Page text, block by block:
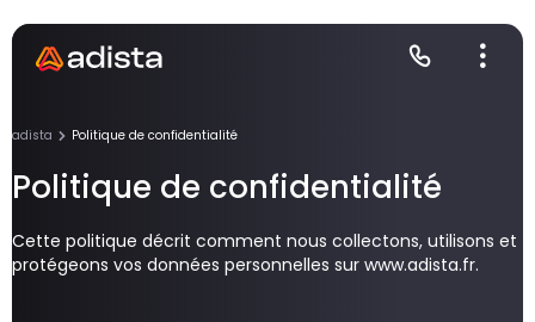
adista Politique de confidentialité
Politique de confidentialité
Cette politique décrit comment nous collectons, utilisons et
protégeons vos données personnelles sur www.adista.fr.